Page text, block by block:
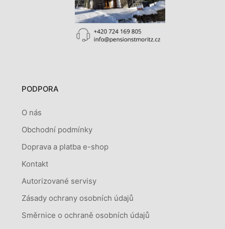
PODPORA
O nás
Obchodní podmínky
Doprava a platba e-shop
Kontakt
Autorizované servisy
Zásady ochrany osobních údajů
Směrnice o ochraně osobních údajů